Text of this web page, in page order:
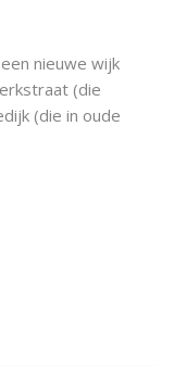
nieuwe wijk
(die
(die in oude